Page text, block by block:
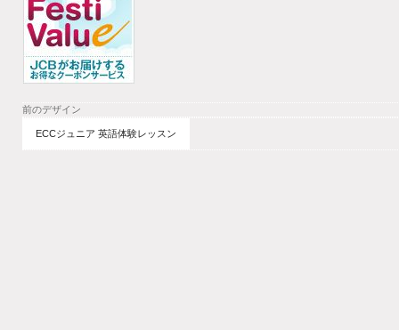
前のデザイン
ECCジュニア 英語体験レッスン